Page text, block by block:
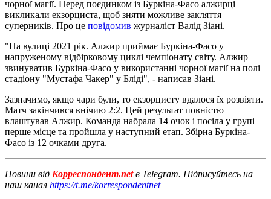
чорної магії. Перед поєдинком із Буркіна-Фасо алжирці
викликали екзорциста, щоб зняти можливе закляття
суперників. Про це повідомив журналіст Валід Зіані.
"На вулиці 2021 рік. Алжир приймає Буркіна-Фасо у
напруженому відбірковому циклі чемпіонату світу. Алжир
звинуватив Буркіна-Фасо у використанні чорної магії на полі
стадіону "Мустафа Чакер" у Бліді", - написав Зіані.
Зазначимо, якщо чари були, то екзорцисту вдалося їх розвіяти.
Матч закінчився внічию 2:2. Цей результат повністю
влаштував Алжир. Команда набрала 14 очок і посіла у групі
перше місце та пройшла у наступний етап. Збірна Буркіна-
Фасо із 12 очками друга.
Новини від Корреспондент.netв Telegram. Підписуйтесь на
наш канал https://t.me/korrespondentnet